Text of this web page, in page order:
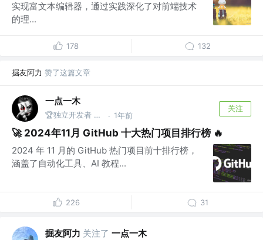
实现富文本编辑器，通过实践深化了对前端技术
的理...
178 132
掘友阿力 赞了这篇文章
一点一木
🏆独立开发者 @想自己开个公司 · 1年前
关注
🚀 2024年11月 GitHub 十大热门项目排行榜 🔥
2024 年 11 月的 GitHub 热门项目前十排行榜，
涵盖了自动化工具、AI 教程...
226 31
掘友阿力 关注了 一点一木